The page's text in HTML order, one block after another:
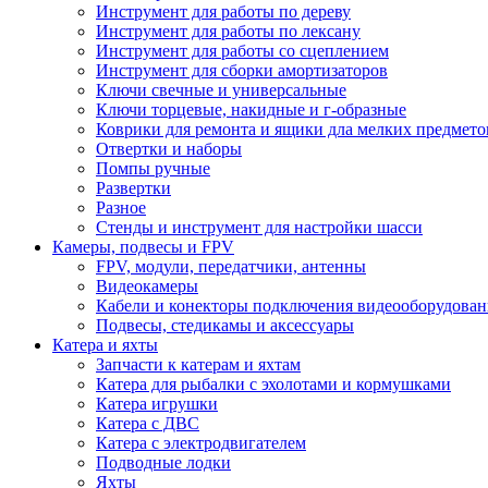
Инструмент для работы по дереву
Инструмент для работы по лексану
Инструмент для работы со сцеплением
Инструмент для сборки амортизаторов
Ключи свечные и универсальные
Ключи торцевые, накидные и г-образные
Коврики для ремонта и ящики дла мелких
Отвертки и наборы
Помпы ручные
Развертки
Разное
Стенды и инструмент для настройки шасси
Камеры, подвесы и FPV
FPV, модули, передатчики, антенны
Видеокамеры
Кабели и конекторы подключения
Подвесы, стедикамы и аксессуары
Катера и яхты
Запчасти к катерам и яхтам
Катера для рыбалки с эхолотами и кормушками
Катера игрушки
Катера с ДВС
Катера с электродвигателем
Подводные лодки
Яхты